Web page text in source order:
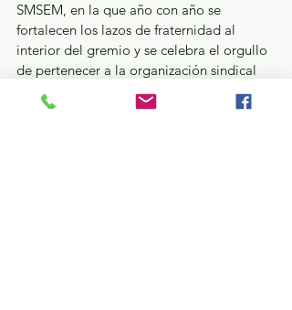
SMSEM, en la que año con año se
fortalecen los lazos de fraternidad al
interior del gremio y se celebra el orgullo
de pertenecer a la organización sindical
independiente más importante de
América Latina.